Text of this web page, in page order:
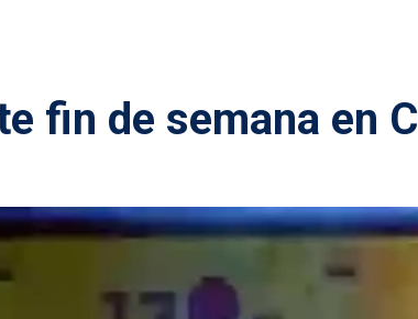
fin de semana en